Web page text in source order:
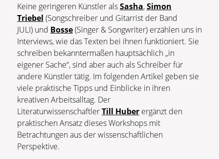
Keine geringeren Künstler alsSasha,Simon
Triebel (Songschreiber und Gitarrist der Band
JULI) und Bosse(Singer & Songwriter) erzählen uns in
Interviews, wie das Texten bei ihnen funktioniert. Sie
schreiben bekanntermaßen hauptsächlich „in
eigener Sache“, sind aber auch als Schreiber für
andere Künstler tätig. Im folgenden Artikel geben sie
viele praktische Tipps und Einblicke in ihren
kreativen Arbeitsalltag. Der
LiteraturwissenschaftlerTill Huber ergänzt den
praktischen Ansatz dieses Workshops mit
Betrachtungen aus der wissenschaftlichen
Perspektive.